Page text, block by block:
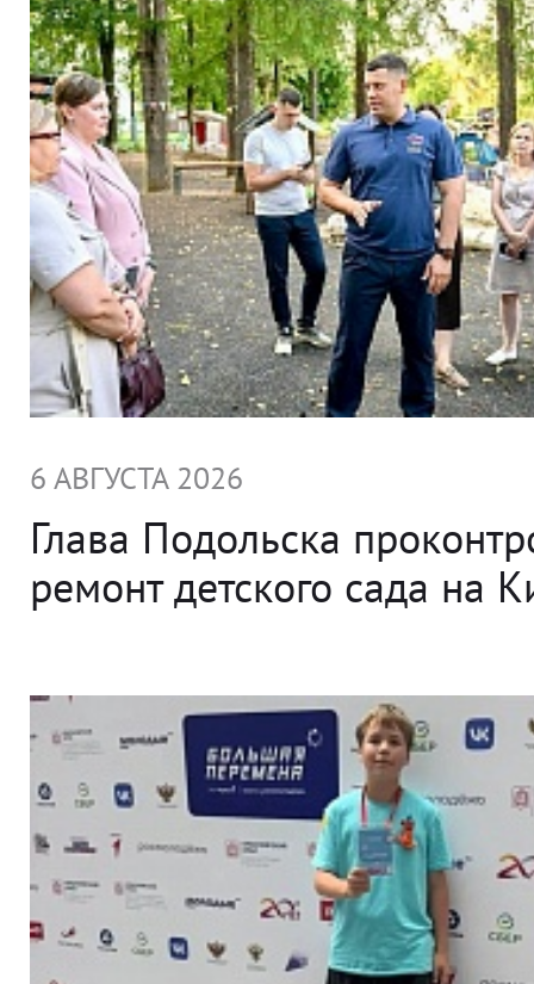
6 АВГУСТА 2026
Глава Подольска
ремонт детского сада на